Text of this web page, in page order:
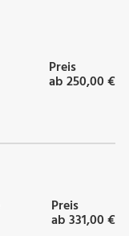
Preis
ab 250,00 €
Preis
ab 331,00 €